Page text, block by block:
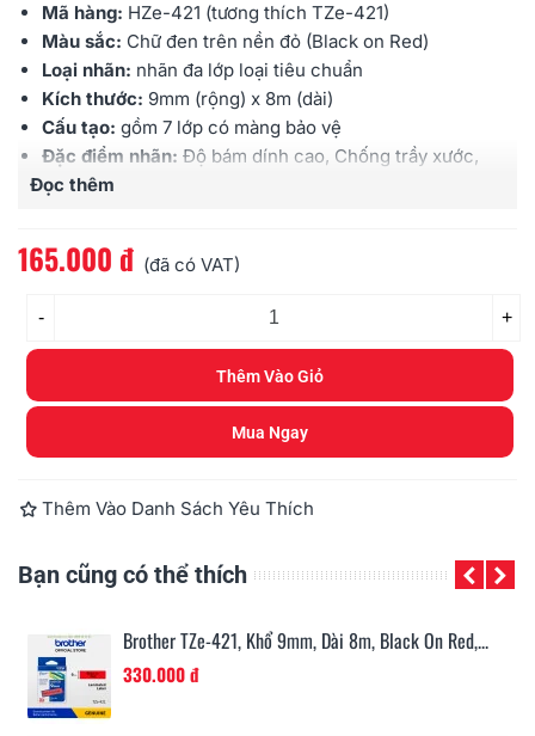
Mã hàng: HZe-421 (tương thích TZe-421)
Màu sắc: Chữ đen trên nền đỏ (Black on Red)
Loại nhãn: nhãn đa lớp loại tiêu chuẩn
Kích thước: 9mm (rộng) x 8m (dài)
Cấu tạo: gồm 7 lớp có màng bảo vệ
Đặc điểm nhãn: Độ bám dính cao, Chống trầy xước,
Chịu được hóa chất, Chống thấm nước, Chịu được
Sử dụng cho:
Đọc thêm
165.000 đ (đã có VAT)
- +
Thêm Vào Giỏ
Mua Ngay
Thêm Vào Danh Sách Yêu Thích
Bạn cũng có thể thích
Brother TZe-421, Khổ 9mm, Dài 8m, Black On Red,...
330.000 đ